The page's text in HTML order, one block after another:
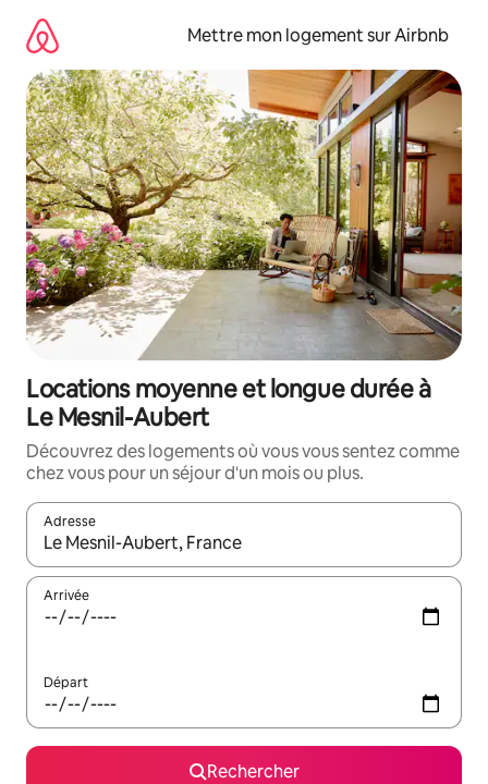
directement
contenu
Mettre mon logement sur Airbnb
Locations moyenne et longue durée à
Le Mesnil-Aubert
Découvrez des logements où vous vous sentez comme
chez vous pour un séjour d'un mois ou plus.
Adresse
Lorsque les résultats s'affichent, utilisez les flèches vers le
Arrivée
Départ
Rechercher